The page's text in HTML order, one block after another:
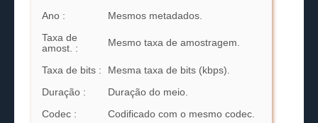
Ano : Mesmos metadados.
Taxa de
amost. :
Mesmo taxa de amostragem.
Taxa de bits : Mesma taxa de bits (kbps).
Duração : Duração do meio.
Codec : Codificado com o mesmo codec.